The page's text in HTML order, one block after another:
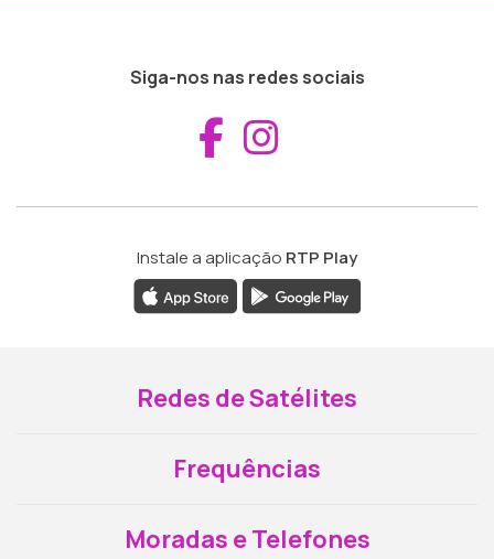
Siga-nos nas redes sociais
Aceder ao
Instale a aplicação RTP Play
Redes de Satélites
Frequências
Moradas e Telefones